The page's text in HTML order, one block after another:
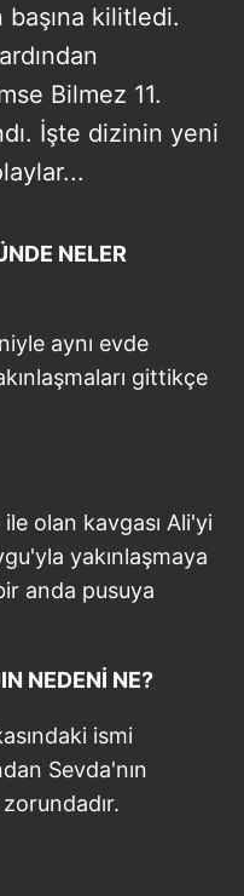
kilitledi.
Bilmez 11.
İşte dizinin yeni
NELER
aynı evde
gittikçe
olan kavgası Ali'yi
yakınlaşmaya
anda pusuya
NEDENİ NE?
ismi
Sevda'nın